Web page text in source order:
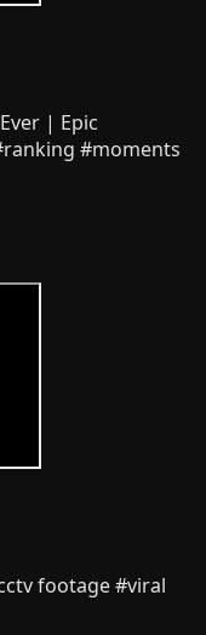
| Epic
#moments
footage #viral